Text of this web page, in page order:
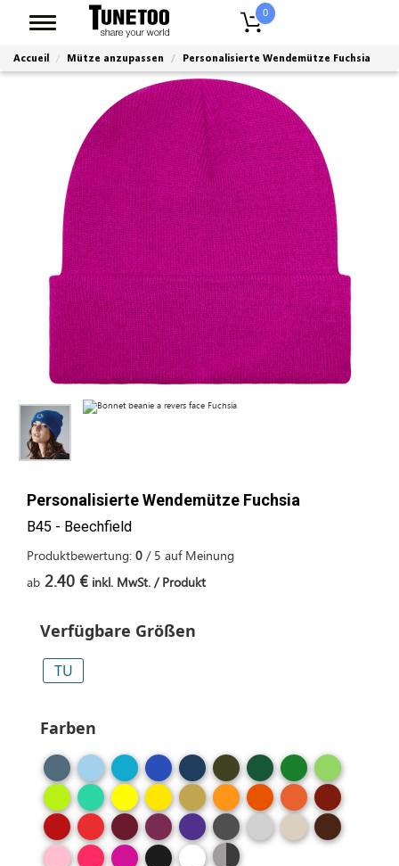
0
Accueil Mütze anzupassen Personalisierte Wendemütze Fuchsia
Personalisierte Wendemütze Fuchsia
B45 - Beechfield
Produktbewertung: 0 / 5 auf Meinung
ab 2.40 € inkl. MwSt. / Produkt
Verfügbare Größen
TU
Farben